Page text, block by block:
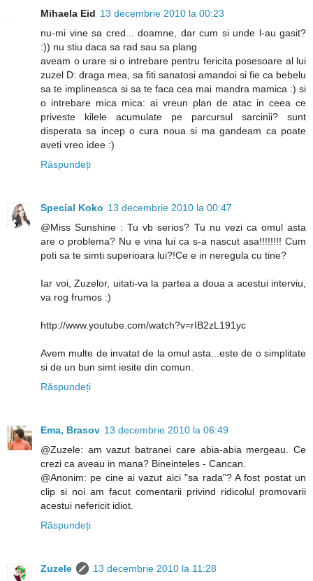
Mihaela Eid 13 decembrie 2010 la 00:23
nu-mi vine sa cred... doamne, dar cum si unde l-au gasit?
:)) nu stiu daca sa rad sau sa plang
aveam o urare si o intrebare pentru fericita posesoare al lui
zuzel D: draga mea, sa fiti sanatosi amandoi si fie ca bebelu
sa te implineasca si sa te faca cea mai mandra mamica :) si
o intrebare mica mica: ai vreun plan de atac in ceea ce
priveste kilele acumulate pe parcursul sarcinii? sunt
disperata sa incep o cura noua si ma gandeam ca poate
aveti vreo idee :)
Răspundeți
Special Koko 13 decembrie 2010 la 00:47
@Miss Sunshine : Tu vb serios? Tu nu vezi ca omul asta
are o problema? Nu e vina lui ca s-a nascut asa!!!!!!!! Cum
poti sa te simti superioara lui?!Ce e in neregula cu tine?
Iar voi, Zuzelor, uitati-va la partea a doua a acestui interviu,
va rog frumos :)
http://www.youtube.com/watch?v=rIB2zL191yc
Avem multe de invatat de la omul asta...este de o simplitate
si de un bun simt iesite din comun.
Răspundeți
Ema, Brasov 13 decembrie 2010 la 06:49
@Zuzele: am vazut batranei care abia-abia mergeau. Ce
crezi ca aveau in mana? Bineinteles - Cancan.
@Anonim: pe cine ai vazut aici "sa rada"? A fost postat un
clip si noi am facut comentarii privind ridicolul promovarii
acestui nefericit idiot.
Răspundeți
Zuzele
13 decembrie 2010 la 11:28